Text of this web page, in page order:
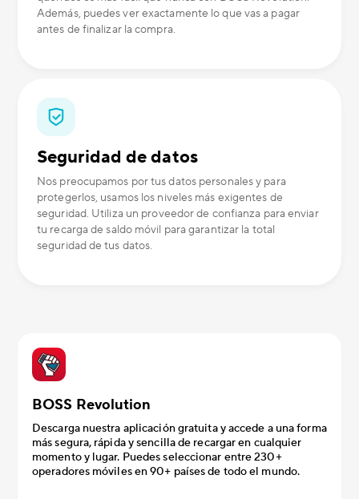
Además, puedes ver exactamente lo que vas a pagar
antes de finalizar la compra.
Seguridad de datos
Nos preocupamos por tus datos personales y para
protegerlos, usamos los niveles más exigentes de
seguridad. Utiliza un proveedor de confianza para enviar
tu recarga de saldo móvil para garantizar la total
seguridad de tus datos.
BOSS Revolution
Descarga nuestra aplicación gratuita y accede a una forma
más segura, rápida y sencilla de recargar en cualquier
momento y lugar. Puedes seleccionar entre 230+
operadores móviles en 90+ países de todo el mundo.